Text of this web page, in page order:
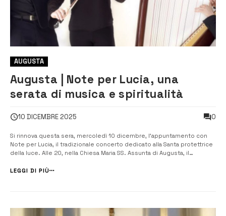
AUGUSTA
Augusta | Note per Lucia, una
serata di musica e spiritualità
10 DICEMBRE 2025 0
Si rinnova questa sera, mercoledì 10 dicembre, l’appuntamento con
Note per Lucia, il tradizionale concerto dedicato alla Santa protettrice
della luce. Alle 20, nella Chiesa Maria SS. Assunta di Augusta, il
composto da Fabio Rizza all’arpa, Vincenzo Iacono al flauto e Marina
LEGGI DI PIÙ